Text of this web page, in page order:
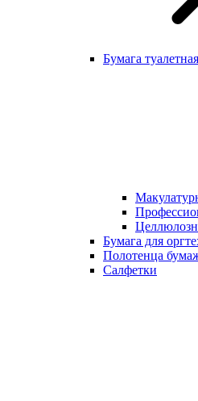
Бумага туалетная
Бумага для
Полотенца
Салфетки